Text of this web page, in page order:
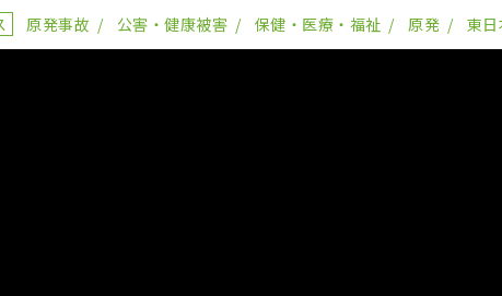
原発事故 公害・健康被害 保健・医療・福祉 原発 東